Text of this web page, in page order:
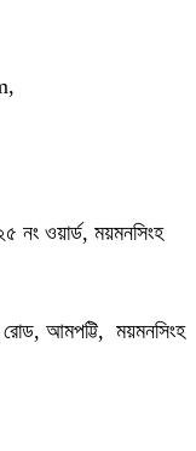
নং ওয়ার্ড, ময়মনসিংহ
রোড, আমপট্টি, ময়মনসিংহ